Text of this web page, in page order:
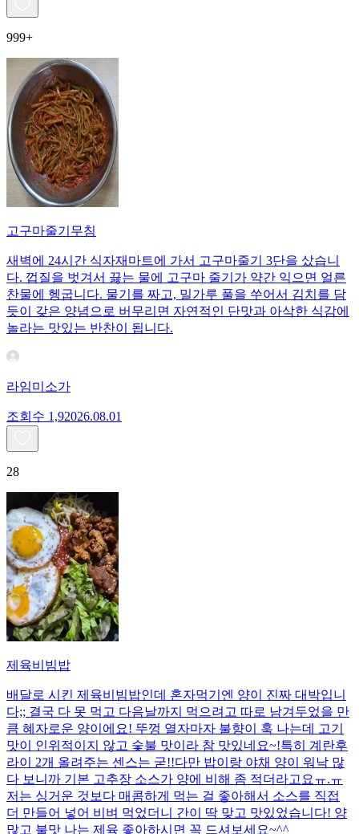
999+
고구마줄기무침
새벽에 24시간 식자재마트에 가서 고구마줄기 3단을 샀습니
다. 껍질을 벗겨서 끓는 물에 고구마 줄기가 약간 익으면 얼른
찬물에 헹굽니다. 물기를 짜고, 밀가루 풀을 쑤어서 김치를 담
듯이 갖은 양념으로 버무리면 자연적인 단맛과 아삭한 식감에
놀라는 맛있는 반찬이 됩니다.
라임미소가
조회수 1,92026.08.01
28
제육비빔밥
배달로 시킨 제육비빔밥인데 혼자먹기엔 양이 진짜 대박입니
다;; 결국 다 못 먹고 다음날까지 먹으려고 따로 남겨두었을 만
큼 혜자로운 양이에요! 뚜껑 열자마자 불향이 훅 나는데 고기
맛이 인위적이지 않고 숯불 맛이라 참 맛있네요~!특히 계란후
라이 2개 올려주는 센스는 굳!! ​다만 밥이랑 야채 양이 워낙 많
다 보니까 기본 고추장 소스가 양에 비해 좀 적더라고요ㅠ.ㅠ
저는 싱거운 것보다 매콤하게 먹는 걸 좋아해서 소스를 직접
더 만들어 넣어 비벼 먹었더니 간이 딱 맞고 맛있었습니다! 양
많고 불맛 나는 제육 좋아하시면 꼭 드셔보세요~^^